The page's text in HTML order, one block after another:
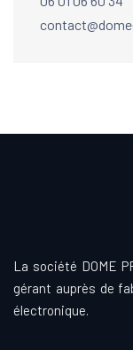
La société DOME
gérant auprès de
électronique.